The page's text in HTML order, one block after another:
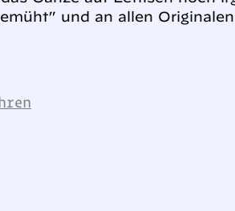
und an allen